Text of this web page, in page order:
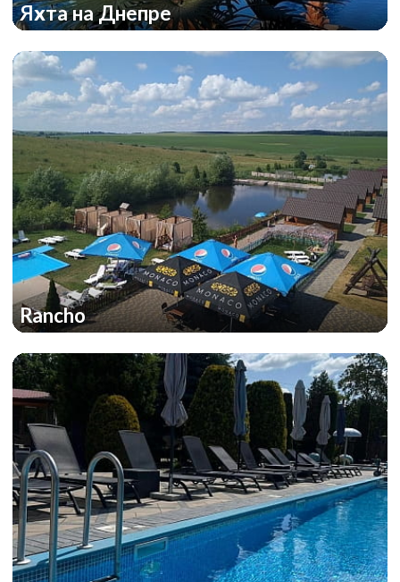
Яхта на Днепре
Rancho